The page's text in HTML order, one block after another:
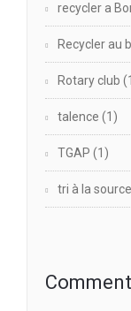
recycler a
Recycler au
Rotary club
talence (1)
TGAP (1)
tri à la source